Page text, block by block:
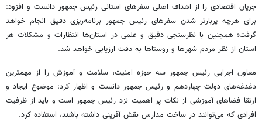
جریان اقتصادی را از اهداف اصلی سفرهای استانی رئیس جمهور دانست و افزود:
برای هرچه پربارتر شدن سفرهای رئیس جمهور برنامه‌ریزی دقیق انجام خواهد
گرفت؛ همچنین با نظرسنجی دقیق و علمی در استان‌ها انتظارات و مشکلات هر
استان از نظر مردم شهرها و روستاها به دقت ارزیابی خواهد شد.
معاون اجرایی رئیس جمهور سه حوزه امنیت، سلامت و آموزش را از مهمترین
دغدغه‌های دولت چهاردهم و رئیس جمهور دانست و اظهار کرد: موضوع ایجاد و
ارتقا فضاهای آموزشی از نکات پر اهمیت نزد رئیس جمهور است و باید از ظرفیت
افرادی که می‌توانند در ساخت مدارس نقش آفرینی داشته باشند، استفاده کرد.